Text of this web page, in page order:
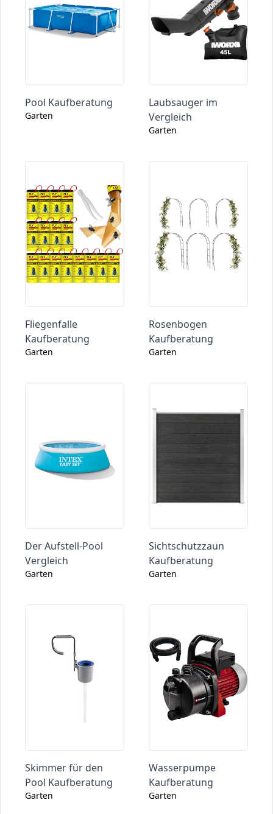
Pool Kaufberatung
Garten
Laubsauger im
Vergleich
Garten
Fliegenfalle
Kaufberatung
Garten
Rosenbogen
Kaufberatung
Garten
Der Aufstell-Pool
Vergleich
Garten
Sichtschutzzaun
Kaufberatung
Garten
Skimmer für den
Pool Kaufberatung
Garten
Wasserpumpe
Kaufberatung
Garten